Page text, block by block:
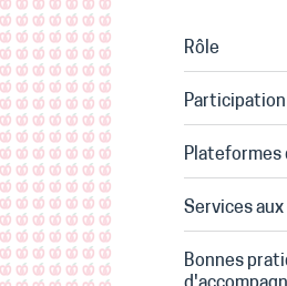
Rôle
Plateformes
Services
Bonnes